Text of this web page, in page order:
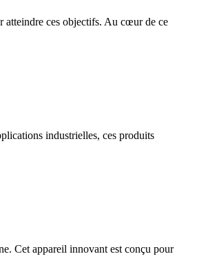
atteindre ces objectifs. Au cœur de ce
industrielles, ces produits
Cet appareil innovant est conçu pour